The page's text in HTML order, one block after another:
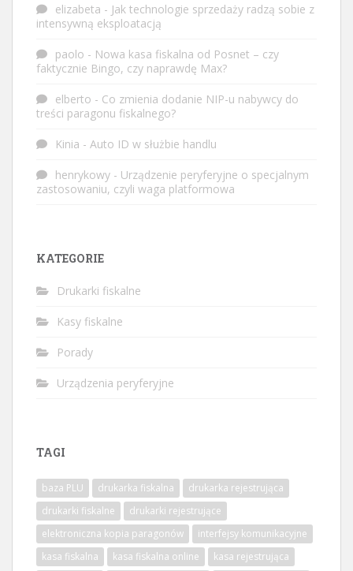
elizabeta - Jak technologie sprzedaży radzą sobie z
intensywną eksploatacją
paolo - Nowa kasa fiskalna od Posnet – czy
faktycznie Bingo, czy naprawdę Max?
elberto - Co zmienia dodanie NIP-u nabywcy do
treści paragonu fiskalnego?
Kinia - Auto ID w służbie handlu
henrykowy - Urządzenie peryferyjne o specjalnym
zastosowaniu, czyli waga platformowa
KATEGORIE
Drukarki fiskalne
Kasy fiskalne
Porady
Urządzenia peryferyjne
TAGI
baza PLU drukarka fiskalna
drukarka rejestrująca
drukarki fiskalne
drukarki rejestrujące
elektroniczna kopia paragonów
interfejsy komunikacyjne
kasa fiskalna
kasa fiskalna online
kasa rejestrująca